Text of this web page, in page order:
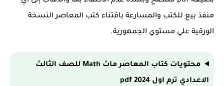
منفذ بيع للكتب والمسارعة باقتناء كتب المعاصر النسخة
الورقية علي مستوي الجمهورية.
محتويات
كتاب المعاصر ماث Math للصف الثالث
الاعدادي ترم اول 2024 pdf